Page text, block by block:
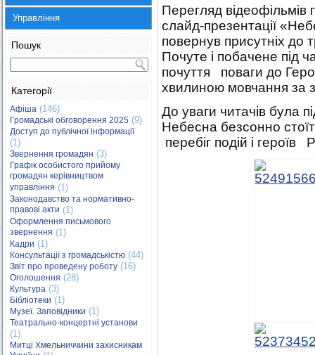
Управління
Пошук
Категорії
Афіша (146)
Громадські обговорення 2025 (9)
Доступ до публічної інформації
(1)
Звернення громадян (3)
Графік особистого прийому
громадян керівництвом
управління (1)
Законодавство та нормативно-
правові акти (1)
Оформлення письмового
звернення (1)
Кадри (1)
Консультації з громадськістю (44)
Звіт про проведену роботу (16)
Оголошення (28)
Культура (3)
Бібліотеки (1)
Музеї. Заповідники (1)
Театрально-концертні установи
(1)
Митці Хмельниччини захисникам
Перегляд відеофільмів
слайд-презентації
повернув присутніх до
Почуте і побачене під
почуття поваги до
хвилиною мовчання за
До уваги читачів була
Небесна безсонно
перебіг подій і героїв